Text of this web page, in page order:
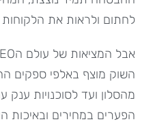
לחתום ולראות את הלקוחות
השוק מוצף באלפי ספקים
מהסלון ועד לסוכנויות
הפערים במחירים ובאיכות